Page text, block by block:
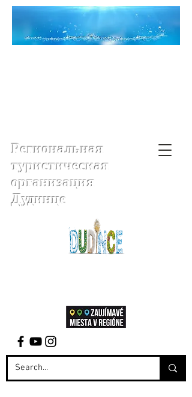
Региональная
туристическая
организация
Дудинце